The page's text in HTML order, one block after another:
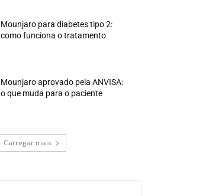
Mounjaro para diabetes tipo 2:
como funciona o tratamento
Mounjaro aprovado pela ANVISA:
o que muda para o paciente
Carregar mais